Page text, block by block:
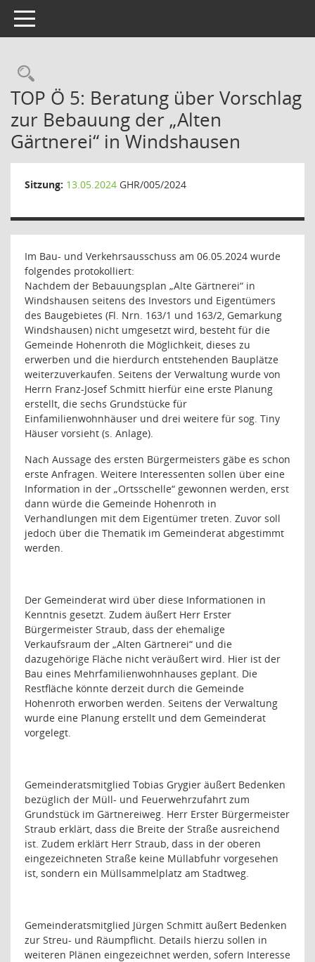
Toggle navigation
Rechercheauswahl
TOP Ö 5: Beratung über Vorschlag
zur Bebauung der „Alten
Gärtnerei“ in Windshausen
Sitzung: 13.05.2024 GHR/005/2024
Im Bau- und Verkehrsausschuss am 06.05.2024 wurde
folgendes protokolliert:
Nachdem der Bebauungsplan „Alte Gärtnerei“ in
Windshausen seitens des Investors und Eigentümers
des Baugebietes (Fl. Nrn. 163/1 und 163/2, Gemarkung
Windshausen) nicht umgesetzt wird, besteht für die
Gemeinde Hohenroth die Möglichkeit, dieses zu
erwerben und die hierdurch entstehenden Bauplätze
weiterzuverkaufen. Seitens der Verwaltung wurde von
Herrn Franz-Josef Schmitt hierfür eine erste Planung
erstellt, die sechs Grundstücke für
Einfamilienwohnhäuser und drei weitere für sog. Tiny
Häuser vorsieht (s. Anlage).
Nach Aussage des ersten Bürgermeisters gäbe es schon
erste Anfragen. Weitere Interessenten sollen über eine
Information in der „Ortsschelle“ gewonnen werden, erst
dann würde die Gemeinde Hohenroth in
Verhandlungen mit dem Eigentümer treten. Zuvor soll
jedoch über die Thematik im Gemeinderat abgestimmt
werden.
Der Gemeinderat wird über diese Informationen in
Kenntnis gesetzt. Zudem äußert Herr Erster
Bürgermeister Straub, dass der ehemalige
Verkaufsraum der „Alten Gärtnerei“ und die
dazugehörige Fläche nicht veräußert wird. Hier ist der
Bau eines Mehrfamilienwohnhauses geplant. Die
Restfläche könnte derzeit durch die Gemeinde
Hohenroth erworben werden. Seitens der Verwaltung
wurde eine Planung erstellt und dem Gemeinderat
vorgelegt.
Gemeinderatsmitglied Tobias Grygier äußert Bedenken
bezüglich der Müll- und Feuerwehrzufahrt zum
Grundstück im Gärtnereiweg. Herr Erster Bürgermeister
Straub erklärt, dass die Breite der Straße ausreichend
ist. Zudem erklärt Herr Straub, dass in der oberen
eingezeichneten Straße keine Müllabfuhr vorgesehen
ist, sondern ein Müllsammelplatz am Stadtweg.
Gemeinderatsmitglied Jürgen Schmitt äußert Bedenken
zur Streu- und Räumpflicht. Details hierzu sollen in
weiteren Plänen eingezeichnet werden, sofern Interesse